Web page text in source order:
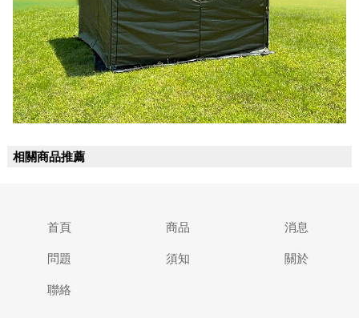
相關商品推薦
首頁 商品 消息
問題 須知 關於
聯絡